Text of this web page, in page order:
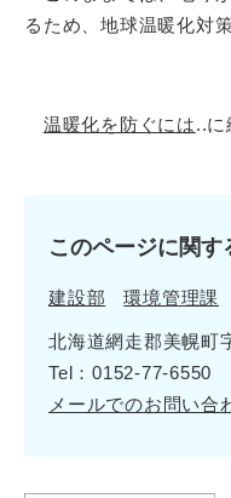
るため、地球温暖化対
温暖化を防ぐには..に
このページに関
建設部 環境管理課
北海道網走郡美幌町
Tel：0152-77-6550
メールでのお問い合